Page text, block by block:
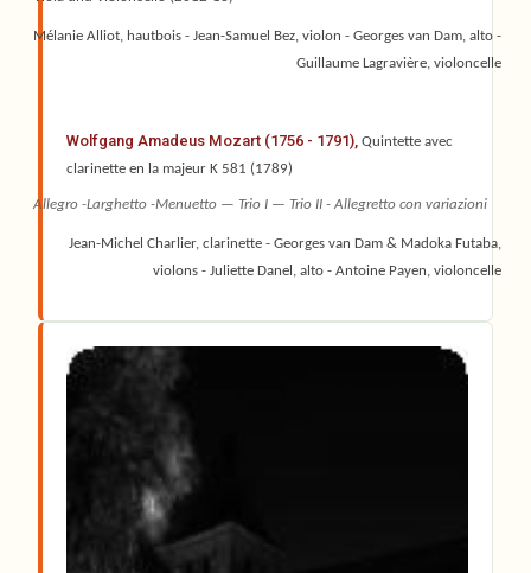
Mélanie Alliot, hautbois - Jean-Samuel Bez, violon - Georges van Dam, alto -
Guillaume Lagravière, violoncelle
Wolfgang Amadeus Mozart (1756 - 1791), Quintette avec
clarinette en la majeur K 581 (1789)
Allegro -Larghetto -Menuetto — Trio I — Trio II - Allegretto con variazioni
Jean-Michel Charlier, clarinette - Georges van Dam & Madoka Futaba,
violons - Juliette Danel, alto - Antoine Payen, violoncelle